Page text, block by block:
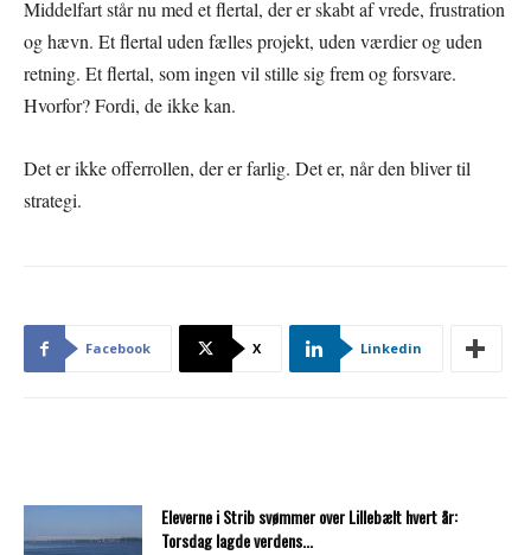
Middelfart står nu med et flertal, der er skabt af vrede, frustration
og hævn. Et flertal uden fælles projekt, uden værdier og uden
retning. Et flertal, som ingen vil stille sig frem og forsvare.
Hvorfor? Fordi, de ikke kan.
Det er ikke offerrollen, der er farlig. Det er, når den bliver til
strategi.
Facebook X Linkedin
Eleverne i Strib svømmer over Lillebælt hvert år:
Torsdag lagde verdens...